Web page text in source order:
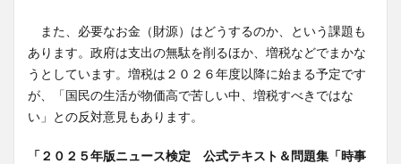
また、必要なお金（財源）はどうするのか、という課題も
あります。政府は支出の無駄を削るほか、増税などでまかな
うとしています。増税は２０２６年度以降に始まる予定です
が、「国民の生活が物価高で苦しい中、増税すべきではな
い」との反対意見もあります。
「２０２５年版ニュース検定 公式テキスト＆問題集「時事